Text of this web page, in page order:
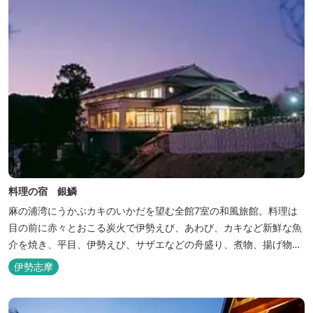
料理の宿 銀鱗
麻の浦湾にうかぶカキのいかだを望む全館7室の和風旅館。料理は
目の前に赤々とおこる炭火で伊勢えび、あわび、カキなど新鮮な魚
介を焼き、平目、伊勢えび、サザエなどの舟盛り、煮物、揚げ物な
どの懐石料理。
伊勢志摩